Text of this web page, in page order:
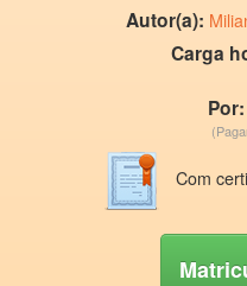
Autor(a):
Carga
Com